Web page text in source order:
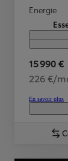
Energie
15 990 €
226 €/
En savoir plus